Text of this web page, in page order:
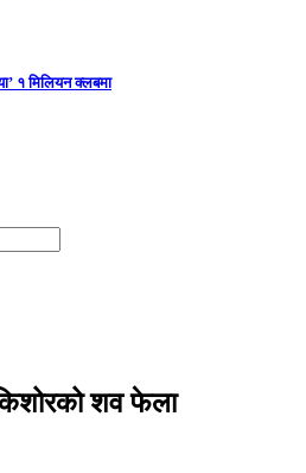
१ मिलियन क्लबमा
शव फेला